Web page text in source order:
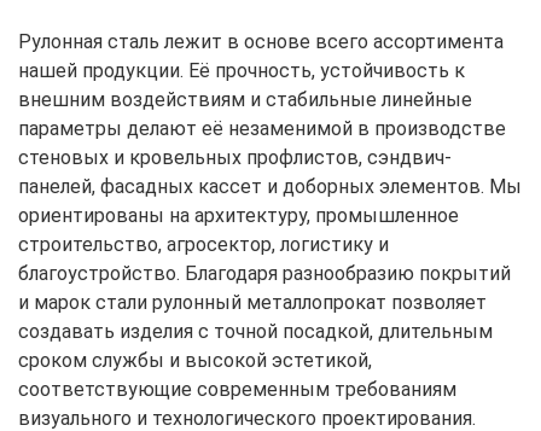
Рулонная сталь лежит в основе всего ассортимента
нашей продукции. Её прочность, устойчивость к
внешним воздействиям и стабильные линейные
параметры делают её незаменимой в производстве
стеновых и кровельных профлистов, сэндвич-
панелей, фасадных кассет и доборных элементов. Мы
ориентированы на архитектуру, промышленное
строительство, агросектор, логистику и
благоустройство. Благодаря разнообразию покрытий
и марок стали рулонный металлопрокат позволяет
создавать изделия с точной посадкой, длительным
сроком службы и высокой эстетикой,
соответствующие современным требованиям
визуального и технологического проектирования.